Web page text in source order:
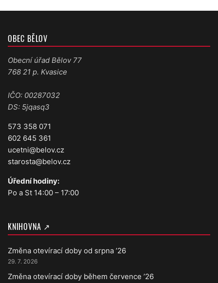
OBEC BĚLOV
Obecní úřad Bělov 77
768 21 p. Kvasice
IČO: 00287032
DS: 5jqasq3
573 358 071
602 645 361
ucetni@belov.cz
starosta@belov.cz
Úřední hodiny:
Po a St 14:00 – 17:00
KNIHOVNA ↗
Změna otevírací doby od srpna ’26
29. 7. 2026
Změna otevírací doby během července ’26